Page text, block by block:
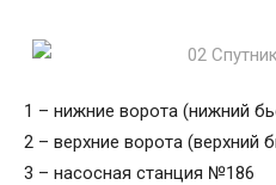
1 – нижние ворота (нижний
2 – верхние ворота
3 – насосная станция №186